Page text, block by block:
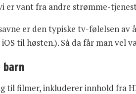
er vant fra andre strømme-
er den typiske tv-følelsen av
til høsten.). Så da får man vel
barn
til filmer, inkluderer innhold fra